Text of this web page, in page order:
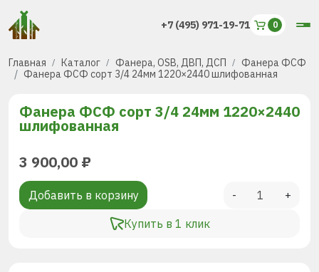
+7 (495) 971-19-71
Главная Каталог Фанера, OSB, ДВП, ДСП
Фанера ФСФ
Фанера ФСФ сорт 3/4 24мм 1220×2440 шлифованная
Фанера ФСФ сорт 3/4 24мм 1220×2440
шлифованная
3 900,00 ₽
Добавить в корзину
Купить в 1 клик
- +